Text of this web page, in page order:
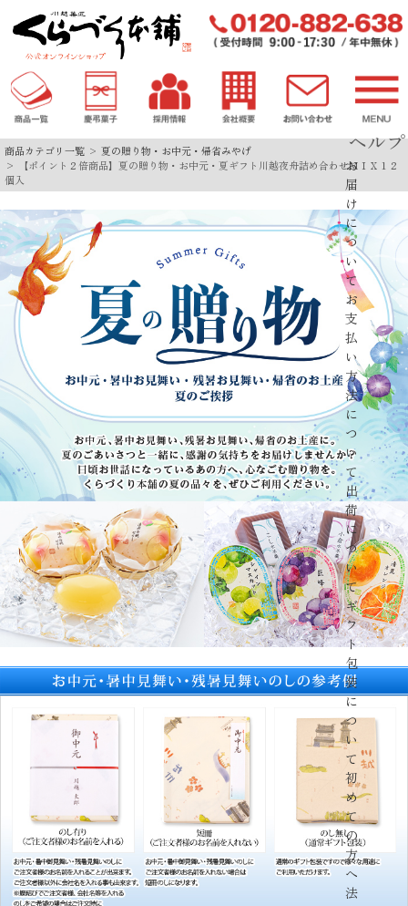
ヘルプ
お
届
け
に
つ
い
て
お
支
払
い
方
法
に
つ
い
て
出
荷
に
つ
い
て
ギ
フ
ト
包
装
に
つ
い
て
初
め
て
の
方
へ
法
商品カテゴリ一覧
夏の贈り物・お中元・帰省みやげ
【ポイント２倍商品】夏の贈り物・お中元・夏ギフト川越夜舟詰め合わせＭＩＸ１２
個入